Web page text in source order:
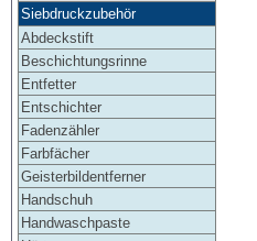
Siebdruckzubehör
Abdeckstift
Beschichtungsrinne
Entfetter
Entschichter
Fadenzähler
Farbfächer
Geisterbildentferner
Handschuh
Handwaschpaste